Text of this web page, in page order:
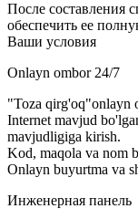
После составления
обеспечить ее
Ваши условия
Onlayn ombor 24/7
"Toza qirg'oq"onlayn
Internet mavjud
mavjudligiga kirish.
Kod, maqola va nom
Onlayn buyurtma va
Инженерная панель